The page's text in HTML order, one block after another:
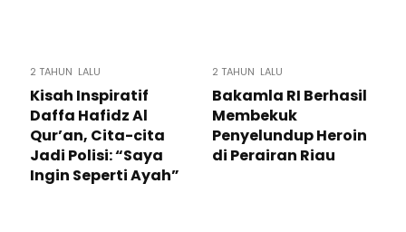
2 TAHUN LALU
Kisah Inspiratif
Daffa Hafidz Al
Qur’an, Cita-cita
Jadi Polisi: “Saya
Ingin Seperti Ayah”
2 TAHUN LALU
Bakamla RI Berhasil
Membekuk
Penyelundup Heroin
di Perairan Riau